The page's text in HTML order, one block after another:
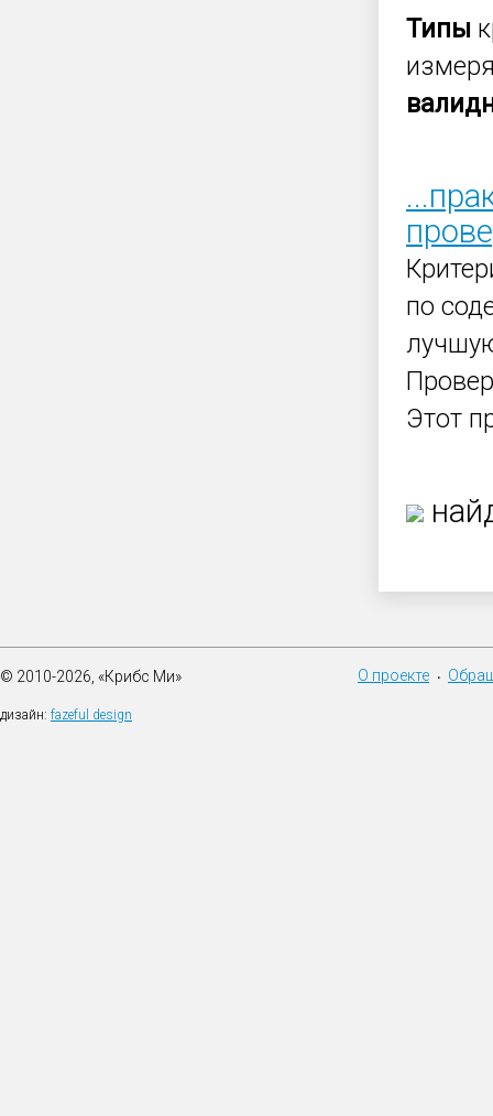
Типы
по
Этот
© 2010-2026, «Крибс Ми»
дизайн: fazeful design
О проекте •